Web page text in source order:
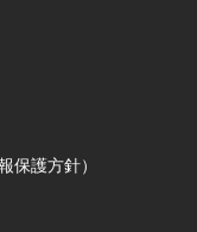
保護方針）